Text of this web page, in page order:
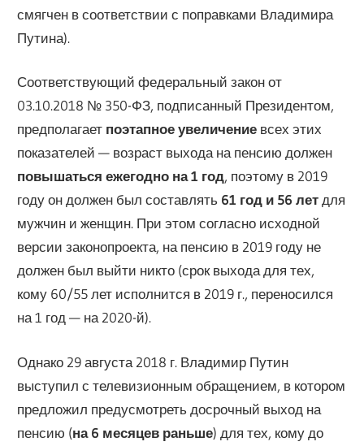
смягчен в соответствии с поправками Владимира
Путина).
Соответствующий федеральный закон от
03.10.2018 № 350-ФЗ, подписанный Президентом,
предполагает поэтапное увеличение всех этих
показателей — возраст выхода на пенсию должен
повышаться ежегодно на 1 год, поэтому в 2019
году он должен был составлять 61 год и 56 летдля
мужчин и женщин. При этом согласно исходной
версии законопроекта, на пенсию в 2019 году не
должен был выйти никто (срок выхода для тех,
кому 60/55 лет исполнится в 2019 г., переносился
на 1 год — на 2020-й).
Однако 29 августа 2018 г. Владимир Путин
выступил с телевизионным обращением, в котором
предложил предусмотреть досрочный выход на
пенсию (на 6 месяцев раньше) для тех, кому до